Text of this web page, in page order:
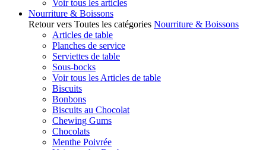
Voir tous les articles
Nourriture & Boissons
Retour vers Toutes les catégories Nourriture & Boissons
Articles de table
Planches de service
Serviettes de table
Sous-bocks
Voir tous les Articles de table
Biscuits
Bonbons
Biscuits au Chocolat
Chewing Gums
Chocolats
Menthe Poivrée